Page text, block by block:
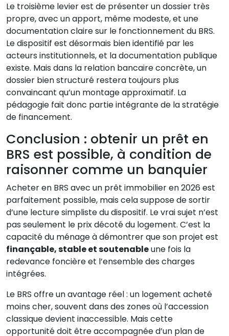
Le troisième levier est de présenter un dossier très
propre, avec un apport, même modeste, et une
documentation claire sur le fonctionnement du BRS.
Le dispositif est désormais bien identifié par les
acteurs institutionnels, et la documentation publique
existe. Mais dans la relation bancaire concrète, un
dossier bien structuré restera toujours plus
convaincant qu’un montage approximatif. La
pédagogie fait donc partie intégrante de la stratégie
de financement.
Conclusion : obtenir un prêt en
BRS est possible, à condition de
raisonner comme un banquier
Acheter en BRS avec un prêt immobilier en 2026 est
parfaitement possible, mais cela suppose de sortir
d’une lecture simpliste du dispositif. Le vrai sujet n’est
pas seulement le prix décoté du logement. C’est la
capacité du ménage à démontrer que son projet est
finançable, stable et soutenableune fois la
redevance foncière et l’ensemble des charges
intégrées.
Le BRS offre un avantage réel : un logement acheté
moins cher, souvent dans des zones où l’accession
classique devient inaccessible. Mais cette
opportunité doit être accompagnée d’un plan de